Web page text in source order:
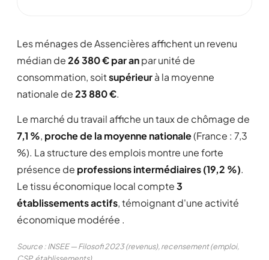
Les ménages de Assencières affichent un revenu
médian de26 380 € par anpar unité de
consommation, soitsupérieurà la moyenne
nationale de23 880 €.
Le marché du travail affiche un taux de chômage de
7,1 %, proche de la moyenne nationale(France : 7,3
%). La structure des emplois montre une forte
présence de professions intermédiaires (19,2 %).
Le tissu économique local compte3
établissements actifs, témoignant d'une activité
économique modérée .
Source : INSEE — Filosofi 2023 (revenus), recensement (emploi,